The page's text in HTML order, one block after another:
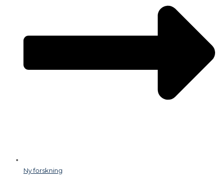
Ny forskning